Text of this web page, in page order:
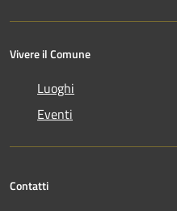
Vivere il Comune
Luoghi
Eventi
Contatti